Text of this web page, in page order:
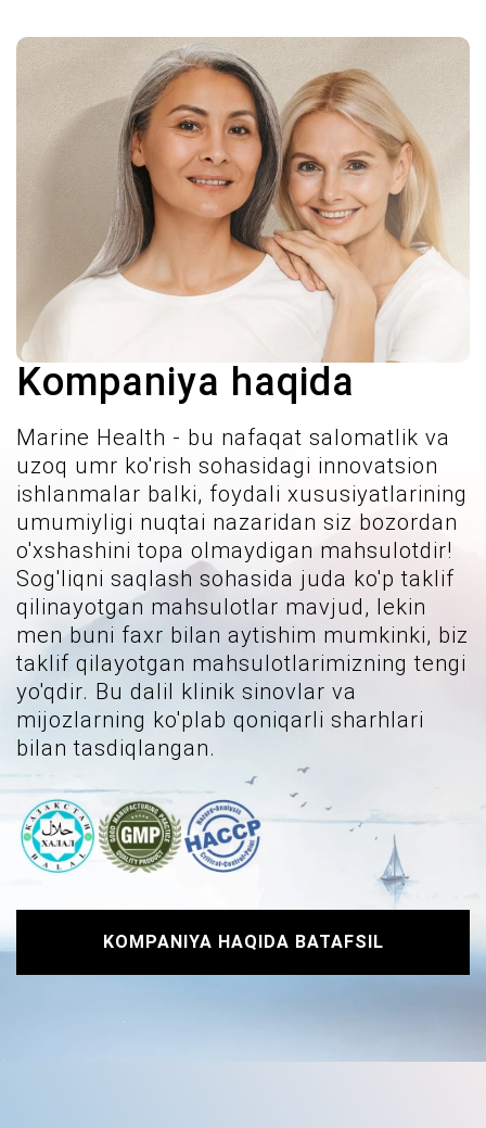
Kompaniya haqida
Marine Health - bu nafaqat salomatlik va
uzoq umr ko'rish sohasidagi innovatsion
ishlanmalar balki, foydali xususiyatlarining
umumiyligi nuqtai nazaridan siz bozordan
o'xshashini topa olmaydigan mahsulotdir!
Sog'liqni saqlash sohasida juda ko'p taklif
qilinayotgan mahsulotlar mavjud, lekin
men buni faxr bilan aytishim mumkinki, biz
taklif qilayotgan mahsulotlarimizning tengi
yo'qdir. Bu dalil klinik sinovlar va
mijozlarning ko'plab qoniqarli sharhlari
bilan tasdiqlangan.
KOMPANIYA HAQIDA BATAFSIL